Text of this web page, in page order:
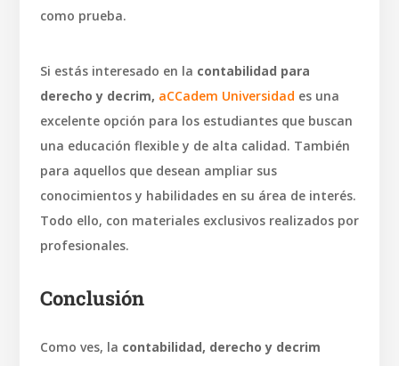
como prueba.
Si estás interesado en la contabilidad para
derecho y decrim, aCCadem Universidad es una
excelente opción para los estudiantes que buscan
una educación flexible y de alta calidad. También
para aquellos que desean ampliar sus
conocimientos y habilidades en su área de interés.
Todo ello, con materiales exclusivos realizados por
profesionales.
Conclusión
Como ves, la contabilidad, derecho y decrim